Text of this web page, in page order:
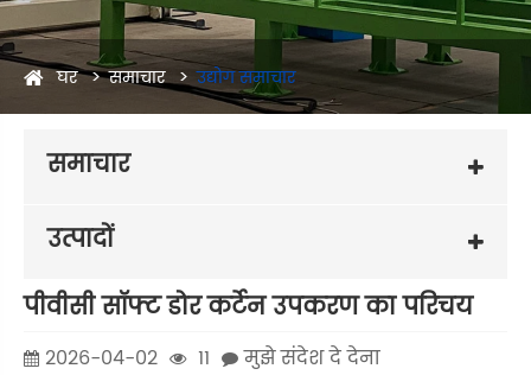
घर समाचार उद्योग समाचार
समाचार
उत्पादों
​पीवीसी सॉफ्ट डोर कर्टेन उपकरण का परिचय
2026-04-02 11
मुझे संदेश दे देना